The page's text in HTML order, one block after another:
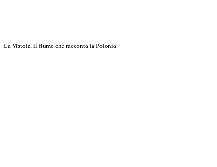
La Vistola, il fiume che racconta la Polonia